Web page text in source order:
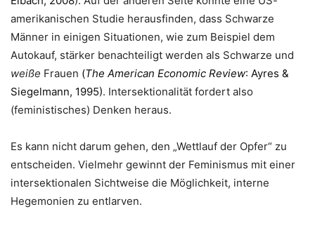
amerikanischen Studie herausfinden, dass Schwarze
Männer in einigen Situationen, wie zum Beispiel dem
Autokauf, stärker benachteiligt werden als Schwarze und
weiße Frauen (The American Economic Review: Ayres &
Siegelmann, 1995). Intersektionalität fordert also
(feministisches) Denken heraus.
Es kann nicht darum gehen, den „Wettlauf der Opfer“ zu
entscheiden. Vielmehr gewinnt der Feminismus mit einer
intersektionalen Sichtweise die Möglichkeit, interne
Hegemonien zu entlarven.